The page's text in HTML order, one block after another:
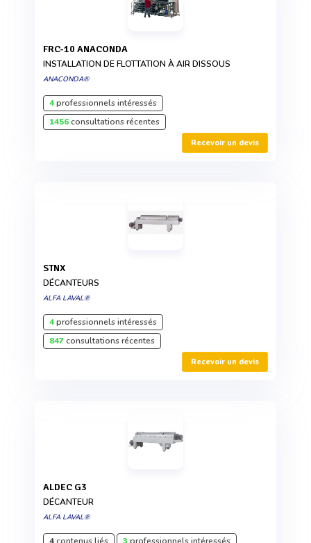
FRC-10 ANACONDA
INSTALLATION DE FLOTTATION À AIR DISSOUS
ANACONDA®
4professionnels intéressés
1456consultations récentes
Recevoir un devis
STNX
DÉCANTEURS
ALFA LAVAL®
4professionnels intéressés
847consultations récentes
Recevoir un devis
ALDEC G3
DÉCANTEUR
ALFA LAVAL®